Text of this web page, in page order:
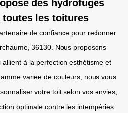
des hydrofuges
toutes les toitures
de confiance pour redonner
36130. Nous proposons
à la perfection esthétisme et
variée de couleurs, nous vous
votre toit selon vos envies,
optimale contre les intempéries.